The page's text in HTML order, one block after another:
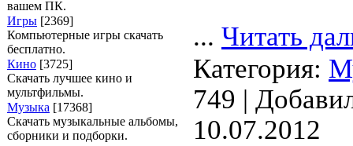
вашем ПК.
Игры [2369]
Компьютерные игры скачать
бесплатно.
Кино [3725]
Скачать лучшее кино и
мультфильмы.
Музыка [17368]
Скачать музыкальные альбомы,
сборники и подборки.
... Читать
Категория:
749 |
10.07.2012